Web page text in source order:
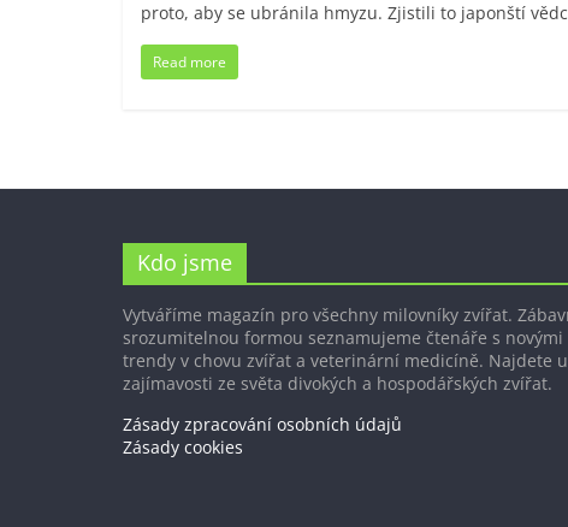
proto, aby se ubránila hmyzu. Zjistili to japonští
Read more
Kdo jsme
Vytváříme magazín pro všechny milovníky zvířat.
srozumitelnou formou seznamujeme čtenáře s novými
trendy v chovu zvířat a veterinární medicíně. Najdete
zajímavosti ze světa divokých a hospodářských zvířat.
Zásady zpracování osobních údajů
Zásady cookies